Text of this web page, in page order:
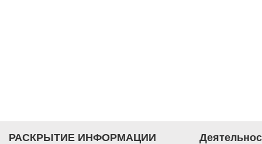
РАСКРЫТИЕ ИНФОРМАЦИИ